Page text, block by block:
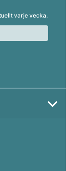
varje vecka.